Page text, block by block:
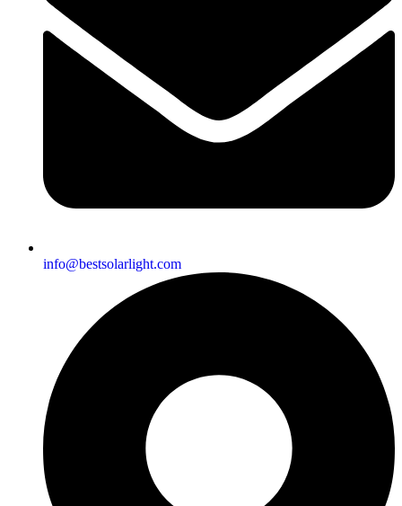
info@bestsolarlight.com